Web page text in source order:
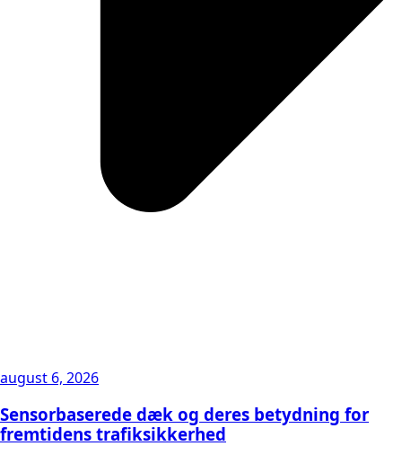
august 6, 2026
Sensorbaserede dæk og deres betydning for
fremtidens trafiksikkerhed